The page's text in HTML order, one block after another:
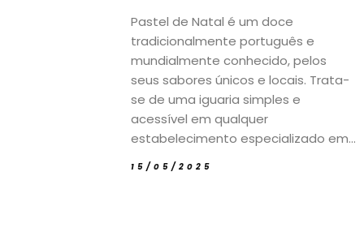
Pastel de Natal é um doce
tradicionalmente português e
mundialmente conhecido, pelos
seus sabores únicos e locais. Trata-
se de uma iguaria simples e
acessível em qualquer
estabelecimento especializado em...
15/05/2025